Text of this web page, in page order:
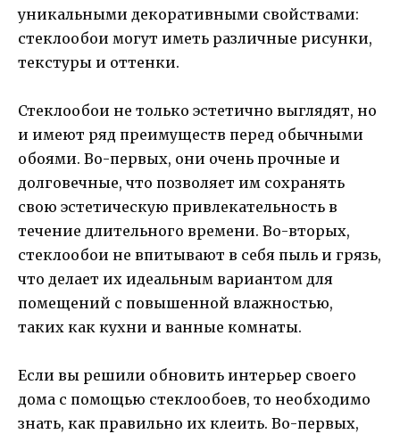
уникальными декоративными свойствами:
стеклообои могут иметь различные рисунки,
текстуры и оттенки.
Стеклообои не только эстетично выглядят, но
и имеют ряд преимуществ перед обычными
обоями. Во-первых, они очень прочные и
долговечные, что позволяет им сохранять
свою эстетическую привлекательность в
течение длительного времени. Во-вторых,
стеклообои не впитывают в себя пыль и грязь,
что делает их идеальным вариантом для
помещений с повышенной влажностью,
таких как кухни и ванные комнаты.
Если вы решили обновить интерьер своего
дома с помощью стеклообоев, то необходимо
знать, как правильно их клеить. Во-первых,